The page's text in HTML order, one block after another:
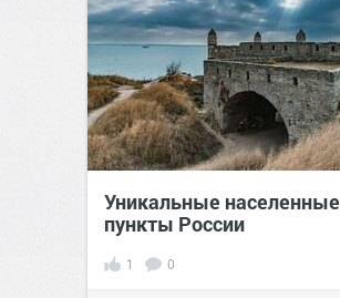
Уникальные населенные
пункты России
1 0